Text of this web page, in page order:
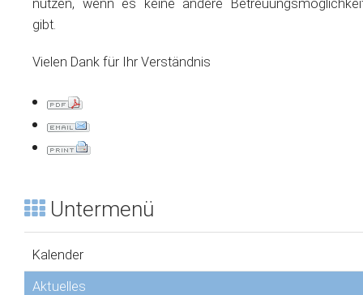
nutzen, wenn es keine andere
gibt.
Vielen Dank für Ihr Verständnis
Untermenü
Kalender
Aktuelles